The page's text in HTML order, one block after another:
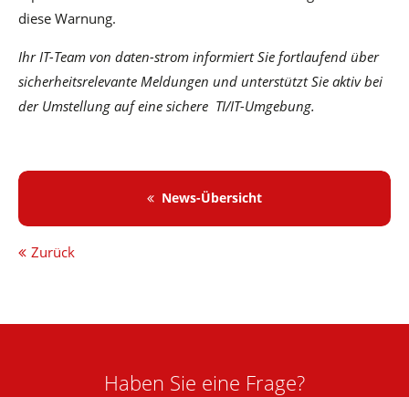
diese Warnung.
Ihr IT-Team von daten-strom informiert Sie fortlaufend über
sicherheitsrelevante Meldungen und unterstützt Sie aktiv bei
der Umstellung auf eine sichere TI/IT-Umgebung.
News-Übersicht
Zurück
Haben Sie eine Frage?